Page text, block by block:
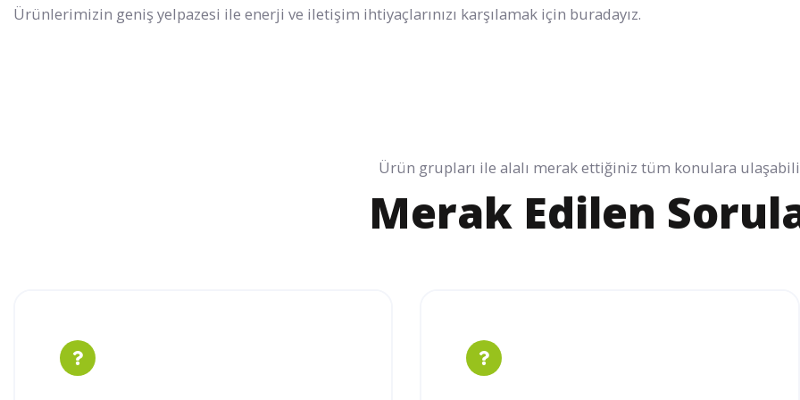
Ürünlerimizin geniş yelpazesi ile enerji ve iletişim ihtiyaçlarınızı karşılamak için buradayız.
Ürün grupları ile alalı merak ettiğiniz tüm konulara
Merak Edilen
Alka Elektronik İle Geniş Ürün
Yelpazeli Kablo Çözümleri
Ürün Ve Projelerinize Özel Kablo
Üretimi İle Yanınızdayız!